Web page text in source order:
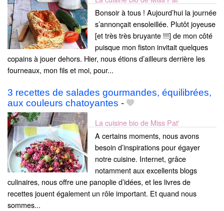
Bonsoir à tous ! Aujourd’hui la journée
s’annonçait ensoleillée. Plutôt joyeuse
[et très très bruyante !!!] de mon côté
puisque mon fiston invitait quelques
copains à jouer dehors. Hier, nous étions d’ailleurs derrière les
fourneaux, mon fils et moi, pour...
3 recettes de salades gourmandes, équilibrées,
aux couleurs chatoyantes -
La cuisine bio de Miss Pat'
A certains moments, nous avons
besoin d’inspirations pour égayer
notre cuisine. Internet, grâce
notamment aux excellents blogs
culinaires, nous offre une panoplie d’idées, et les livres de
recettes jouent également un rôle important. Et quand nous
sommes...